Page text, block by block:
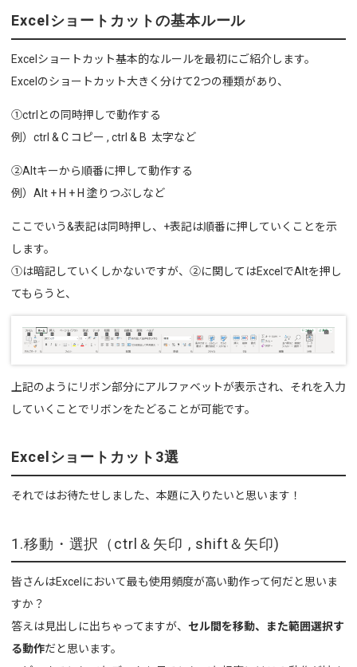
Excelショートカットの基本ルール
Excelショートカット基本的なルールを最初にご紹介します。
Excelのショートカット大きく分けて2つの種類があり、
①ctrlとの同時押しで動作する
例）ctrl & C コピー , ctrl & B 太字など
②Altキーから順番に押して動作する
例）Alt + H + H 塗りつぶしなど
ここでいう&表記は同時押し、+表記は順番に押していくことを示
します。
①は暗記していくしかないですが、②に関してはExcelでAltを押し
てもらうと、
上記のようにリボン部分にアルファベットが表示され、それを入力
していくことでリボンをたどることが可能です。
Excelショートカット3選
それではお待たせしました、本題に入りたいと思います！
1.移動・選択（ctrl＆矢印 , shift＆矢印)
皆さんはExcelにおいて最も使用頻度が高い動作って何だと思いま
すか？
答えは見出しに出ちゃってますが、 セル間を移動、また範囲選択す
る動作だと思います。